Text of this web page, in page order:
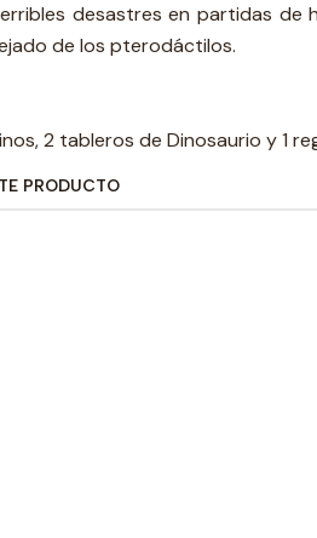
desastres en partidas de
de los pterodáctilos.
2 tableros de Dinosaurio y 1
PRODUCTO